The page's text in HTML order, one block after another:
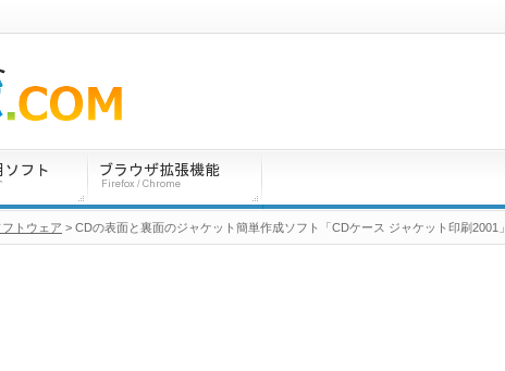
トウェア > CDの表面と裏面のジャケット簡単作成ソフト「CDケース ジャケット印刷2001」